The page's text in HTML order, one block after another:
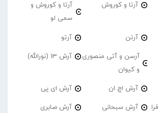
آرتا و کوروش
آرتا و کوروش و
سمی لو
آرتن آرتو
آرسن و آتی منصوری
و کیوان
آرش 13 (نورالله)
آرش اچ ان آرش ای پی
آرش سبحانی آرش صابری